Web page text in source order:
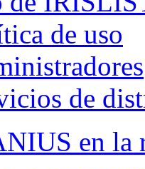
de uso
de
en la